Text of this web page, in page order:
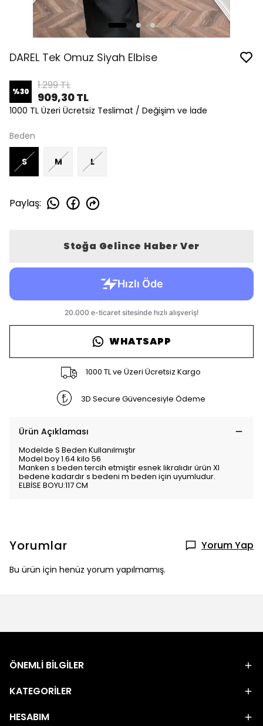
DAREL Tek Omuz Siyah Elbise
%30 1.299 TL
909,30 TL
1000 TL Üzeri Ücretsiz Teslimat / Değişim ve İade
Beden
S M L
Paylaş:
Stoğa Gelince Haber Ver
WHATSAPP
1000 TL ve Üzeri Ücretsiz Kargo
3D Secure Güvencesiyle Ödeme
Ürün Açıklaması
Modelde S Beden Kullanılmıştır
Model boy 1.64 kilo 56
Manken s beden tercih etmiştir esnek likralıdır ürün Xl
bedene kadardır s bedeni m beden için uyumludur.
ELBİSE BOYU:117 CM
Yorumlar Yorum Yap
Bu ürün için henüz yorum yapılmamış.
ÖNEMLİ BİLGİLER
KATEGORİLER
HESABIM